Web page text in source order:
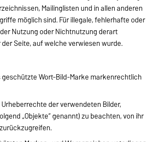
Mailinglisten und in allen anderen
möglich sind. Für illegale, fehlerhafte oder
Nutzung oder Nichtnutzung derart
Seite, auf welche verwiesen wurde.
Wort-Bild-Marke markenrechtlich
der verwendeten Bilder,
„Objekte“ genannt) zu beachten, von ihr